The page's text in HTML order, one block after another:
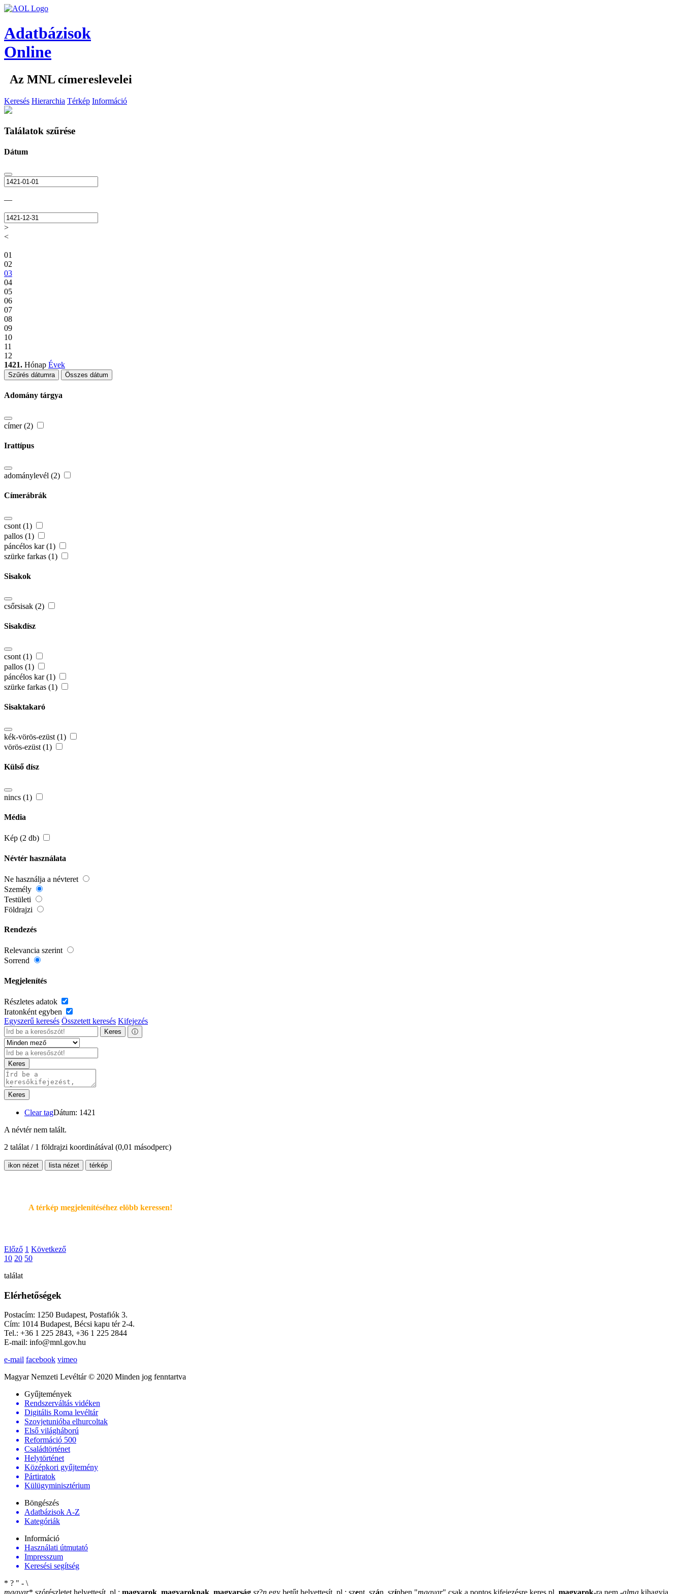
Adatbázisok
Online
Az MNL címereslevelei
Keresés Hierarchia Térkép Információ
Találatok szűrése
Dátum
—
>
<
01
02
03
04
05
06
07
08
09
10
11
12
1421. Hónap Évek
Szűrés dátumra Összes dátum
Adomány tárgya
címer (2)
Irattípus
adománylevél (2)
Címerábrák
csont (1)
pallos (1)
páncélos kar (1)
szürke farkas (1)
Sisakok
csőrsisak (2)
Sisakdísz
csont (1)
pallos (1)
páncélos kar (1)
szürke farkas (1)
Sisaktakaró
kék-vörös-ezüst (1)
vörös-ezüst (1)
Külső dísz
nincs (1)
Média
Kép (2 db)
Névtér használata
Ne használja a névteret
Személy
Testületi
Földrajzi
Rendezés
Relevancia szerint
Sorrend
Megjelenítés
Részletes adatok
Iratonként egyben
Egyszerű keresés Összetett keresés Kifejezés
Keres ⓘ
Keres
Keres
Clear tagDátum: 1421
A névtér nem talált.
2 találat / 1 földrajzi koordinátával (0,01 másodperc)
ikon nézet lista nézet térkép
A térkép megjelenítéséhez elöbb keressen!
Előző 1 Következő
10 20 50
találat
Elérhetőségek
Postacím: 1250 Budapest, Postafiók 3.
Cím: 1014 Budapest, Bécsi kapu tér 2-4.
Tel.: +36 1 225 2843, +36 1 225 2844
E-mail: info@mnl.gov.hu
e-mail facebook vimeo
Magyar Nemzeti Levéltár © 2020 Minden jog fenntartva
Gyűjtemények
Rendszerváltás vidéken
Digitális Roma levéltár
Szovjetunióba elhurcoltak
Első világháború
Reformáció 500
Családtörténet
Helytörténet
Középkori gyűjtemény
Pártiratok
Külügyminisztérium
Böngészés
Adatbázisok A-Z
Kategóriák
Információ
Használati útmutató
Impresszum
Keresési segítség
* ? " - \